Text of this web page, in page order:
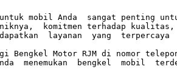
mobil Anda  sangat penting
komitmen terhadap kualitas,
layanan  yang
Bengkel Motor RJM di nomor
menemukan  bengkel  mobil